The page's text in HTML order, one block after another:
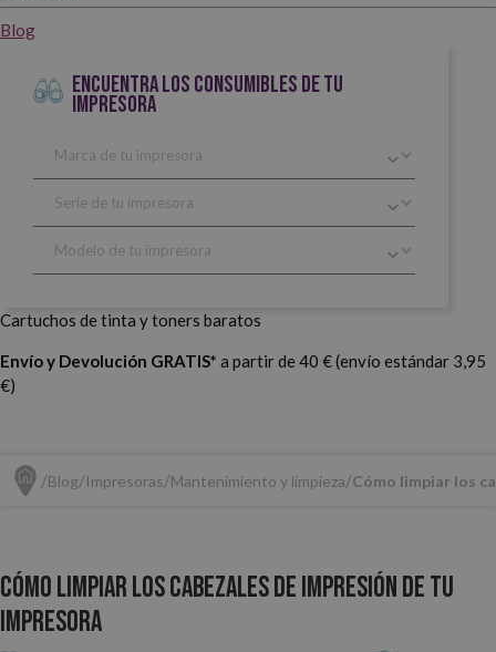
Blog
ENCUENTRA LOS CONSUMIBLES DE TU
IMPRESORA
Cartuchos de tinta y toners baratos
Envío y Devolución GRATIS* a partir de 40 € (envío estándar 3,95
€)
Blog Impresoras Mantenimiento y limpieza Cómo limpiar los
Cómo limpiar los cabezales de impresión de tu
impresora